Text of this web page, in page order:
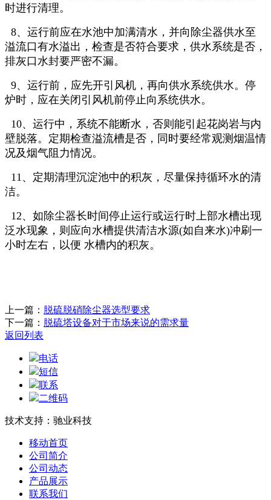
时进行清理。
8、运行前应在水池中加满清水，并向除尘器供水至
溢流口有水溢出，检查是否符合要求，供水系统是否，
排灰口水封要严密不漏。
9、运行前，应先开引风机，再向供水系统供水。停
炉时，应在关闭引风机前停止向系统供水。
10、运行中，系统不能断水，否则能引起花岗岩与内
壁脱落。定期检查溢流槽是否，同时要经常观测烟温情
况及烟气阻力情况。
11、定期清理沉淀池中的积灰，尽量保持循环水的清
洁。
12、如除尘器长时间停止运行或运行时上部水槽出现
泛水现象，则应向水槽提供清洁水源(如自来水)冲刷一
小时左右，以便 水槽内的积灰。
上一篇： 脱硫脱硝除尘器选型要求
下一篇： 脱硫塔设备对于市场来说的需求量
返回列表
电话
短信
联系
二维码
技术支持：驰业科技
移动首页
公司简介
公司动态
产品展示
联系我们